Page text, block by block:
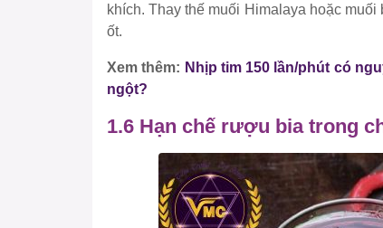
khích. Thay thế muối Himalaya hoặc
ốt.
Xem thêm: Nhịp tim 150 lần/phút có
ngột?
1.6 Hạn chế rượu bia trong